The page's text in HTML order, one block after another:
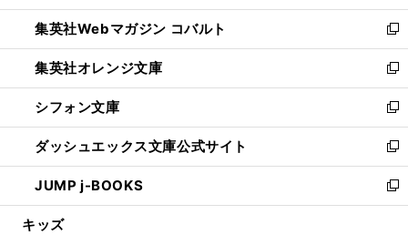
開
く
ウ
で
開
く
ン
ド
ウ
で
開
く
ウ
ィ
ン
ド
ウ
で
開
く
集英社Webマガジン コバルト
新
し
い
ウ
ィ
ン
ド
ウ
で
開
集英社オレンジ文庫
新
し
い
ウ
ィ
ン
ド
ウ
シフォン文庫
新
し
い
ウ
ィ
ン
ダッシュエックス文庫公式サイト
新
し
い
ウ
JUMP j-BOOKS
新
し
キッズ